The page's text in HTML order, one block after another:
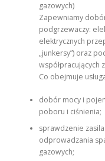
gazowych)
Zapewniamy
podgrzewaczy:
elektrycznych
„junkersy”) oraz
współpracujących
Co obejmuje
dobór mocy i
poboru i ciśnienia;
sprawdzenie
odprowadzania
gazowych;